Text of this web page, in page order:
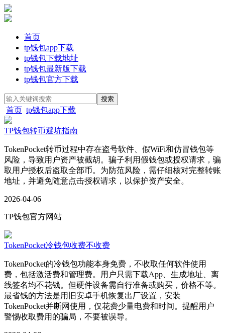
首页
tp钱包app下载
tp钱包下载地址
tp钱包最新版下载
tp钱包官方下载
首页 tp钱包app下载
TP钱包转币避坑指南
TokenPocket转币过程中存在盗号软件、假WiFi和仿冒钱包等
风险，导致用户资产被截胡。骗子利用假钱包或授权请求，骗
取用户授权后盗取全部币。为防范风险，需仔细核对完整转账
地址，并避免随意点击授权请求，以保护资产安全。
2026-04-06
TP钱包官方网站
TokenPocket冷钱包收费不收费
TokenPocket的冷钱包功能本身免费，不收取任何软件使用
费，包括激活费和管理费。用户只需下载App、生成地址、离
线签名均不花钱。但硬件设备需自行准备或购买，价格不等。
最省钱的方法是用旧安卓手机恢复出厂设置，安装
TokenPocket并断网使用，仅花费少量电费和时间。提醒用户
警惕收取费用的骗局，不要被误导。